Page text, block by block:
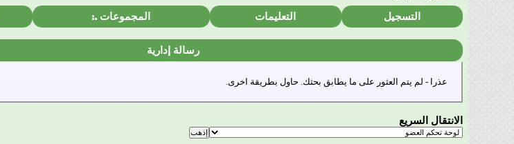
التسجيل التعليمات المجموعات
رسالة إدارية
عذرا - لم يتم العثور على ما يطابق بحثك. حاول بطريقة اخرى.
الانتقال السريع